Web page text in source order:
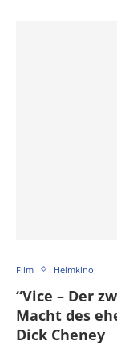
Film Heimkino
“Vice – Der
Macht des
Dick Cheney